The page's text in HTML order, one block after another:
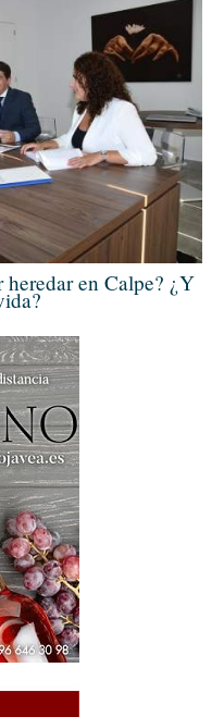
heredar en Calpe? ¿Y